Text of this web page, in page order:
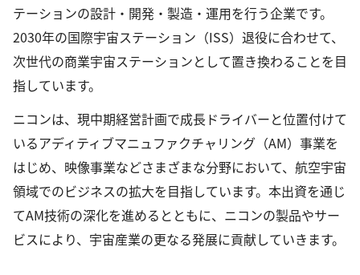
テーションの設計・開発・製造・運用を行う企業です。
2030年の国際宇宙ステーション（ISS）退役に合わせて、
次世代の商業宇宙ステーションとして置き換わることを目
指しています。
ニコンは、現中期経営計画で成長ドライバーと位置付けて
いるアディティブマニュファクチャリング（AM）事業を
はじめ、映像事業などさまざまな分野において、航空宇宙
領域でのビジネスの拡大を目指しています。本出資を通じ
てAM技術の深化を進めるとともに、ニコンの製品やサー
ビスにより、宇宙産業の更なる発展に貢献していきます。